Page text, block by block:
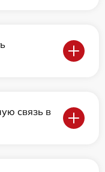
связь в